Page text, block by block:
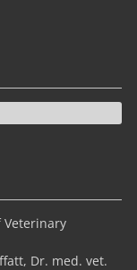
Veterinary
Dr. med. vet.